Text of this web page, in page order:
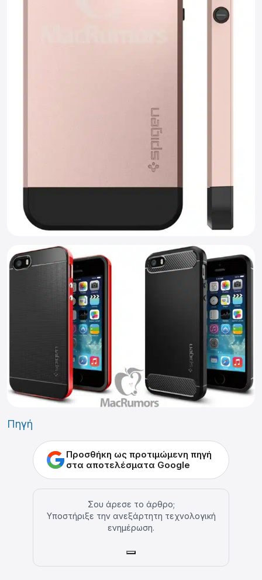
Πηγή
Προσθήκη ως προτιμώμενη πηγή
στα αποτελέσματα Google
Σου άρεσε το άρθρο;
Υποστήριξε την ανεξάρτητη τεχνολογική
ενημέρωση.